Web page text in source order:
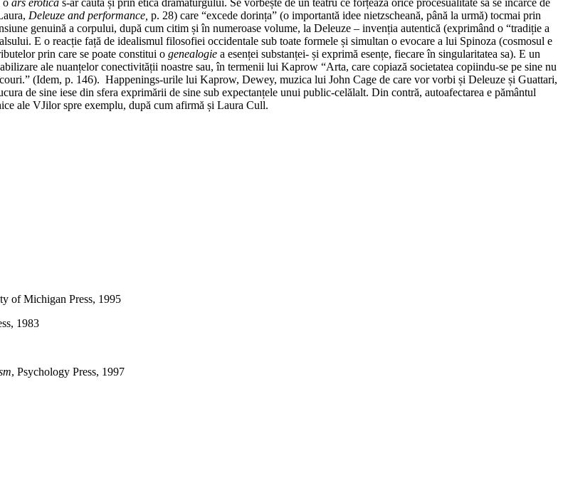
Deleuze and performance, p. 28) care “excede dorința” (o importantă idee nietzscheană, până la urmă) tocmai prin
genuină a corpului, după cum citim și în numeroase volume, la Deleuze – invenția autentică (exprimând o “tradiție a
E o reacție față de idealismul filosofiei occidentale sub toate formele și simultan o evocare a lui Spinoza (cosmosul e
prin care se poate constitui o genealogie a esenței substanței- și exprimă esențe, fiecare în singularitatea sa). E un
ale nuanțelor conectivității noastre sau, în termenii lui Kaprow “Arta, care copiază societatea copiindu-se pe sine nu
(Idem, p. 146). Happenings-urile lui Kaprow, Dewey, muzica lui John Cage de care vor vorbi și Deleuze și Guattari,
de sine iese din sfera exprimării de sine sub expectanțele unui public-celălalt. Din contră, autoafectarea e pământul
ale VJilor spre exemplu, după cum afirmă și Laura Cull.
of Michigan Press, 1995
1983
, Psychology Press, 1997